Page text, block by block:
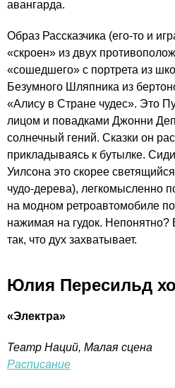
авангарда.
Образ Рассказчика (его-то и
«скроен» из двух
«сошедшего» с портрета из
Безумного Шляпника из
«Алису в Стране чудес». Это
лицом и повадками Джонни
солнечный гений. Сказки он
прикладываясь к бутылке.
Уилсона это скорее
чудо-дерева), легкомысленно
на модном ретроавтомобиле
нажимая на гудок.
так, что дух захватывает.
Юлия Пересильд
«Электра»
Театр Наций, Малая сцена
Расписание